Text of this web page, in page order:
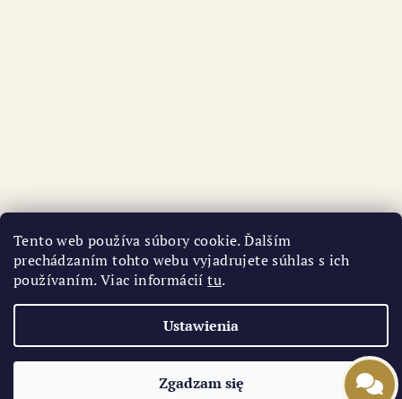
Tento web používa súbory cookie. Ďalším
prechádzaním tohto webu vyjadrujete súhlas s ich
používaním. Viac informáciítu.
Ustawienia
Zgadzam się
Śledź na Instagramie
Copyright 2026AURI. Wszystkie prawa zastrzeżone.
Opracował Shoptet